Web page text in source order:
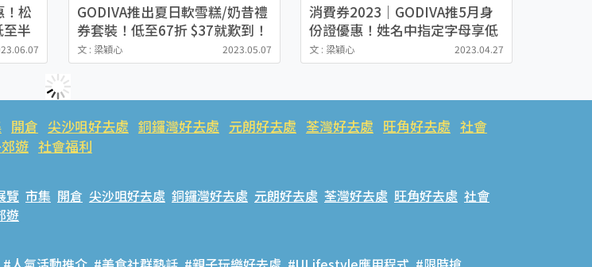
！松
半
GODIVA推出夏日軟雪糕/奶昔禮
券套裝！低至67折 $37就歎到！
再加送$$440優惠券！
文 : 梁穎心 2023.05.07
消費券2023｜GODIVA推5月身
份證優惠！姓名中指定字母享低
至半價優惠！
文 : 梁穎心 2023.04.27
開倉 尖沙咀好去處 銅鑼灣好去處 元朗好去處 荃灣好去處 旺角好去處 社會
遊 社會福利
覽 市集 開倉 尖沙咀好去處 銅鑼灣好去處 元朗好去處 荃灣好去處 旺角好去處 社會
遊